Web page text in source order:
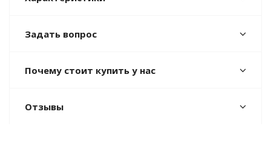
Задать вопрос
Почему стоит купить у нас
Отзывы